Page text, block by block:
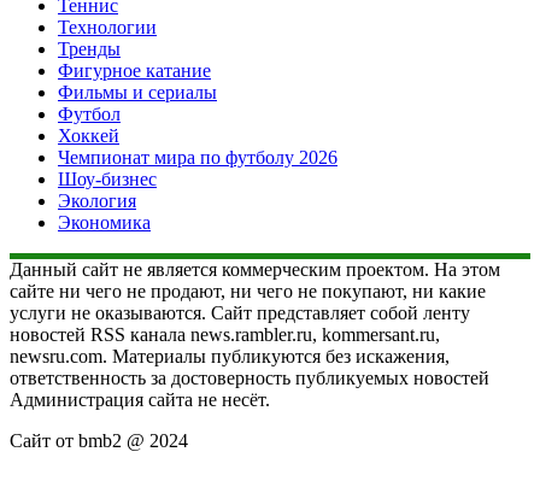
Теннис
Технологии
Тренды
Фигурное катание
Фильмы и сериалы
Футбол
Хоккей
Чемпионат мира по футболу 2026
Шоу-бизнес
Экология
Экономика
Данный сайт не является коммерческим проектом. На этом
сайте ни чего не продают, ни чего не покупают, ни какие
услуги не оказываются. Сайт представляет собой ленту
новостей RSS канала news.rambler.ru, kommersant.ru,
newsru.com. Материалы публикуются без искажения,
ответственность за достоверность публикуемых новостей
Администрация сайта не несёт.
Сайт от bmb2 @ 2024